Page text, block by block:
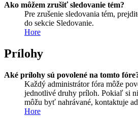
Ako môžem zrušiť sledovanie tém?
Pre zrušenie sledovania tém,
do sekcie Sledovanie.
Hore
Prílohy
Aké prílohy sú povolené na tomto
Každý administrátor fóra môže
jednotlivé druhy príloh. Pokiaľ si
môžu byť nahrávané, kontaktuje
Hore